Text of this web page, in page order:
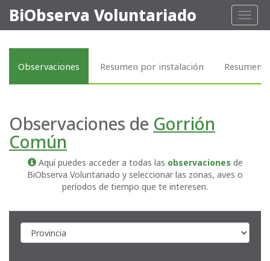
Toggle
BiObserva Voluntariado
Observaciones Resumen por instalación Resumen
Observaciones de Gorrión
Común
Aquí puedes acceder a todas las observaciones de
BiObserva Voluntariado y seleccionar las zonas, aves o
períodos de tiempo que te interesen.